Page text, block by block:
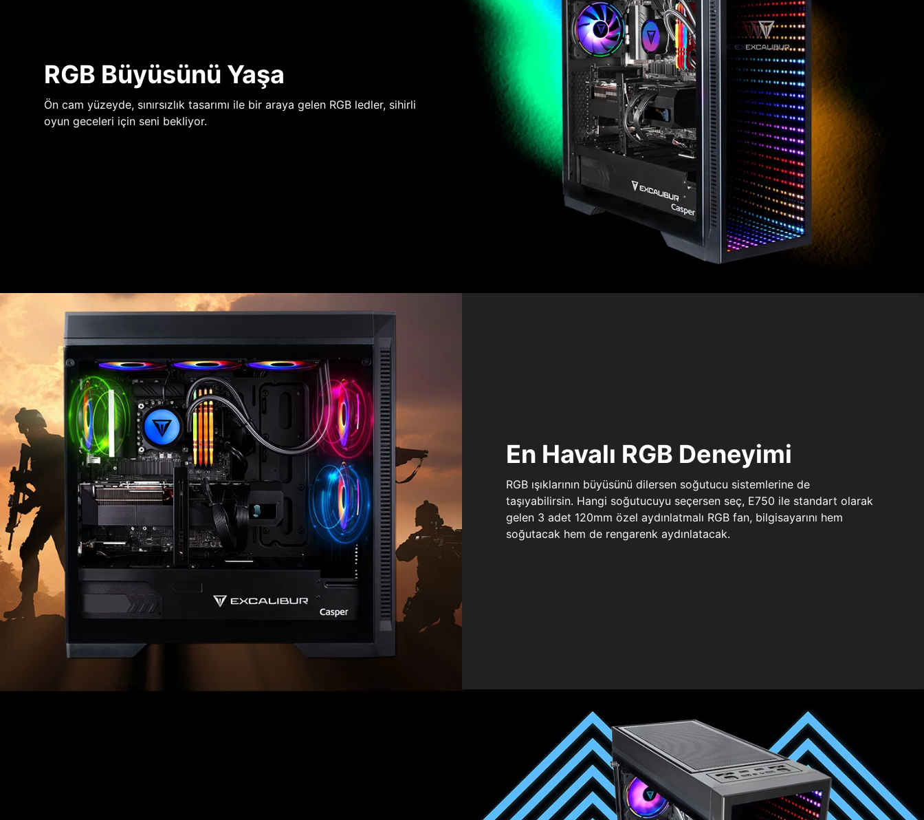
RGB Büyüsünü Yaşa
Ön cam yüzeyde, sınırsızlık tasarımı ile bir araya gelen RGB ledler, sihirli
oyun geceleri için seni bekliyor.
En Havalı RGB Deneyimi
RGB ışıklarının büyüsünü dilersen soğutucu sistemlerine de
taşıyabilirsin. Hangi soğutucuyu seçersen seç, E750 ile standart olarak
gelen 3 adet 120mm özel aydınlatmalı RGB fan, bilgisayarını hem
soğutacak hem de rengarenk aydınlatacak.